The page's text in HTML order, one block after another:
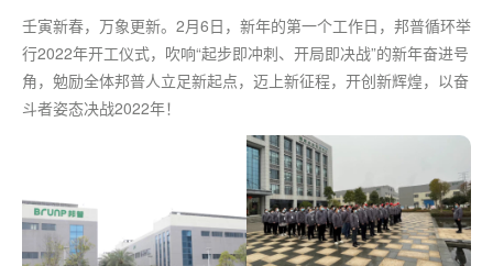
壬寅新春，万象更新。2月6日，新年的第一个工作日，邦普循环举
行2022年开工仪式，吹响“起步即冲刺、开局即决战”的新年奋进号
角，勉励全体邦普人立足新起点，迈上新征程，开创新辉煌，以奋
斗者姿态决战2022年！